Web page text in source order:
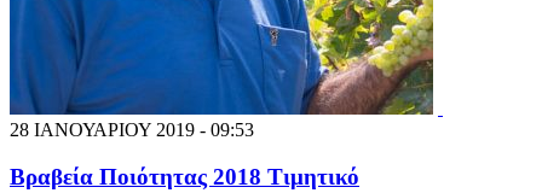
28 ΙΑΝΟΥΑΡΙΟΥ 2019 - 09:53
Βραβεία Ποιότητας 2018 Τιμητικό